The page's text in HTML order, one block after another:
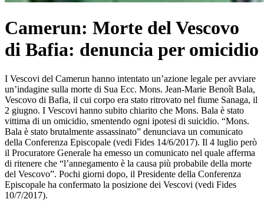
Camerun: Morte del Vescovo
di Bafia: denuncia per omicidio
I Vescovi del Camerun hanno intentato un’azione legale per avviare
un’indagine sulla morte di Sua Ecc. Mons. Jean-Marie Benoît Bala,
Vescovo di Bafia, il cui corpo era stato ritrovato nel fiume Sanaga, il
2 giugno. I Vescovi hanno subito chiarito che Mons. Bala è stato
vittima di un omicidio, smentendo ogni ipotesi di suicidio. “Mons.
Bala è stato brutalmente assassinato” denunciava un comunicato
della Conferenza Episcopale (vedi Fides 14/6/2017). Il 4 luglio però
il Procuratore Generale ha emesso un comunicato nel quale afferma
di ritenere che “l’annegamento è la causa più probabile della morte
del Vescovo”. Pochi giorni dopo, il Presidente della Conferenza
Episcopale ha confermato la posizione dei Vescovi (vedi Fides
10/7/2017).